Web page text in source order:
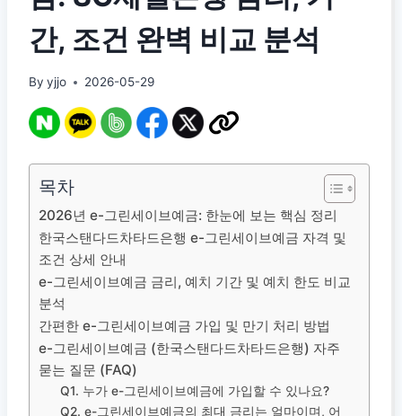
간, 조건 완벽 비교 분석
By yjjo 2026-05-29
목차
2026년 e-그린세이브예금: 한눈에 보는 핵심 정리
한국스탠다드차타드은행 e-그린세이브예금 자격 및
조건 상세 안내
e-그린세이브예금 금리, 예치 기간 및 예치 한도 비교
분석
간편한 e-그린세이브예금 가입 및 만기 처리 방법
e-그린세이브예금 (한국스탠다드차타드은행) 자주
묻는 질문 (FAQ)
Q1. 누가 e-그린세이브예금에 가입할 수 있나요?
Q2. e-그린세이브예금의 최대 금리는 얼마이며, 어